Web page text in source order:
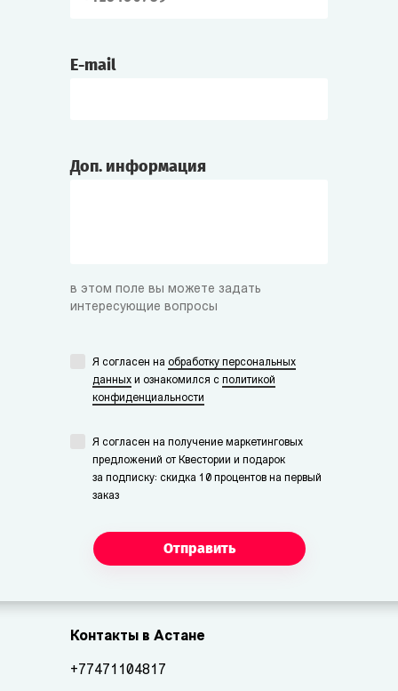
E-mail
Доп. информация
в этом поле вы можете задать
интересующие вопросы
Я согласен на обработку персональных
данных и ознакомился с политикой
конфиденциальности
Я согласен на получение маркетинговых
предложений от Квестории и подарок
за подписку: скидка 10 процентов на первый
заказ
Отправить
Контакты в Астане
+77471104817